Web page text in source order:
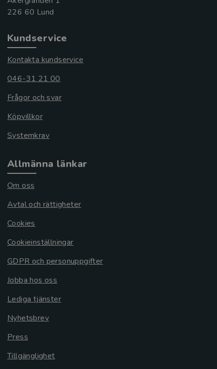
Kundservice
Kontakta kundservice
046-31 21 00
Frågor och svar
Köpvillkor
Systemkrav
Allmänna länkar
Om oss
Avtal och rättigheter
Cookies
Cookieinställningar
GDPR och personuppgifter
Jobba hos oss
Lediga tjänster
Nyhetsbrev
Press
Tillgänglighet